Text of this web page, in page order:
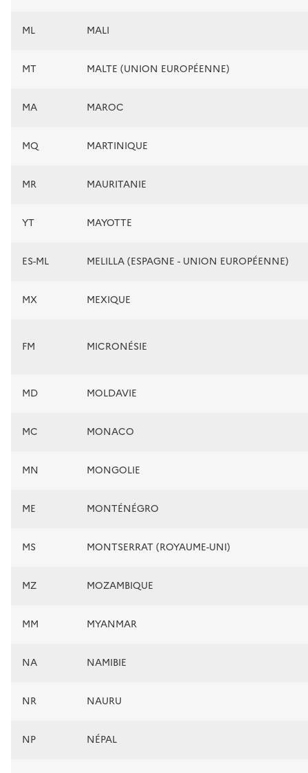
ML MALI
MT MALTE (UNION EUROPÉENNE)
MA MAROC
MQ MARTINIQUE
MR MAURITANIE
YT MAYOTTE
ES-ML MELILLA (ESPAGNE - UNION EUROPÉENNE)
MX MEXIQUE
FM MICRONÉSIE
MD MOLDAVIE
MC MONACO
MN MONGOLIE
ME MONTÉNÉGRO
MS MONTSERRAT (ROYAUME-UNI)
MZ MOZAMBIQUE
MM MYANMAR
NA NAMIBIE
NR NAURU
NP NÉPAL